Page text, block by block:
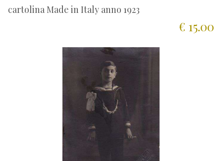
cartolina Made in Italy anno 1923
€ 15.00